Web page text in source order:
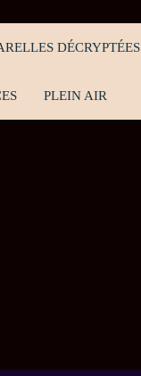
DÉCRYPTÉES
PLEIN AIR